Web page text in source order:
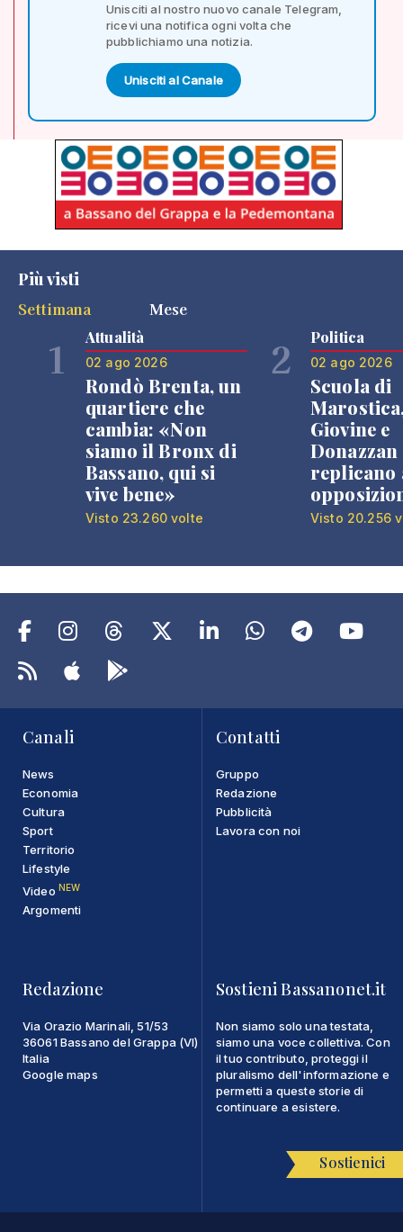
Unisciti al nostro nuovo canale Telegram,
ricevi una notifica ogni volta che
pubblichiamo una notizia.
Unisciti al Canale
Più visti
Settimana
Mese
1 Attualità
02 ago 2026
Rondò Brenta, un
quartiere che
cambia: «Non
siamo il Bronx di
Bassano, qui si
vive bene»
Visto 23.260 volte
2 Politica
02 ago 2026
Scuola di
Giovine e
Donazzan
replicano
Visto 20.256
Canali
News
Economia
Cultura
Sport
Territorio
Lifestyle
Video NEW
Argomenti
Contatti
Gruppo
Redazione
Pubblicità
Lavora con noi
Redazione
Via Orazio Marinali, 51/53
36061 Bassano del Grappa (VI)
Italia
Google maps
Sostieni Bassanonet.it
Non siamo solo una testata,
siamo una voce collettiva. Con
il tuo contributo, proteggi il
pluralismo dell'informazione e
permetti a queste storie di
continuare a esistere.
Sostienici